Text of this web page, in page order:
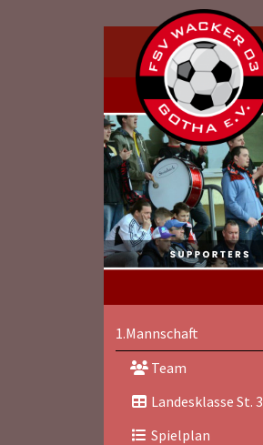
1.Mannschaft
Team
Landesklasse St. 3
Spielplan